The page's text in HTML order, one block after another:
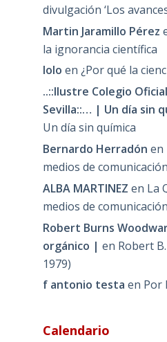
divulgación ‘Los
Martin Jaramillo Pérez
la ignorancia científica
lolo en ¿Por qué la
..::Ilustre Colegio
Sevilla::… | Un día sin
Un día sin química
Bernardo Herradón en
medios de
ALBA MARTINEZ en La
medios de
Robert Burns
orgánico | en Robert
1979)
f antonio testa en Por
Calendario